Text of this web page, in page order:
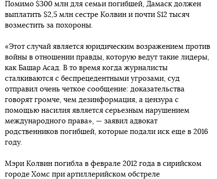
Помимо $300 млн для семьи погибшей, Дамаск должен
выплатить $2,5 млн сестре Колвин и почти $12 тысяч
возместить за похороны.
«Этот случай является юридическим возражением против
войны в отношении правды, которую ведут такие лидеры,
как Башар Асад. В то время когда журналисты
сталкиваются с беспрецедентными угрозами, суд
отправил очень четкое сообщение: доказательства
говорят громче, чем дезинформация, а цензура с
помощью насилия является серьезным нарушением
международного права», — заявил адвокат
родственников погибшей, которые подали иск еще в 2016
году.
Мэри Колвин погибла в феврале 2012 года в сирийском
городе Хомс при артиллерийском обстреле